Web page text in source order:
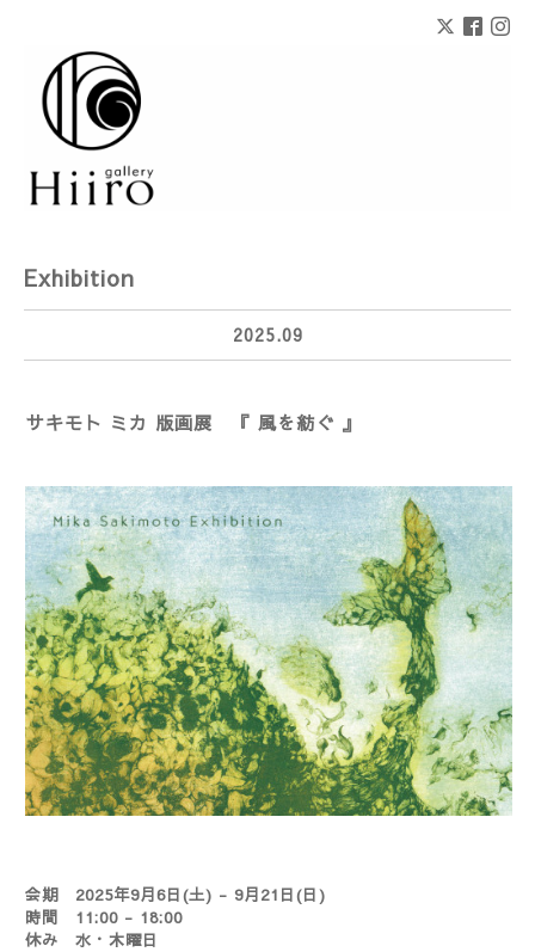
Exhibition
2025.09
サキモト ミカ 版画展 『 風を紡ぐ 』
会期 2025年9月6日(土) - 9月21日(日)
時間 11:00 - 18:00
休み 水・木曜日